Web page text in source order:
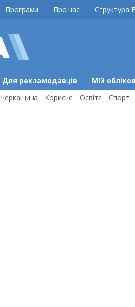
Програми Про нас Структура
Для рекламодавців Мій
Черкащина Корисне Освіта Спорт